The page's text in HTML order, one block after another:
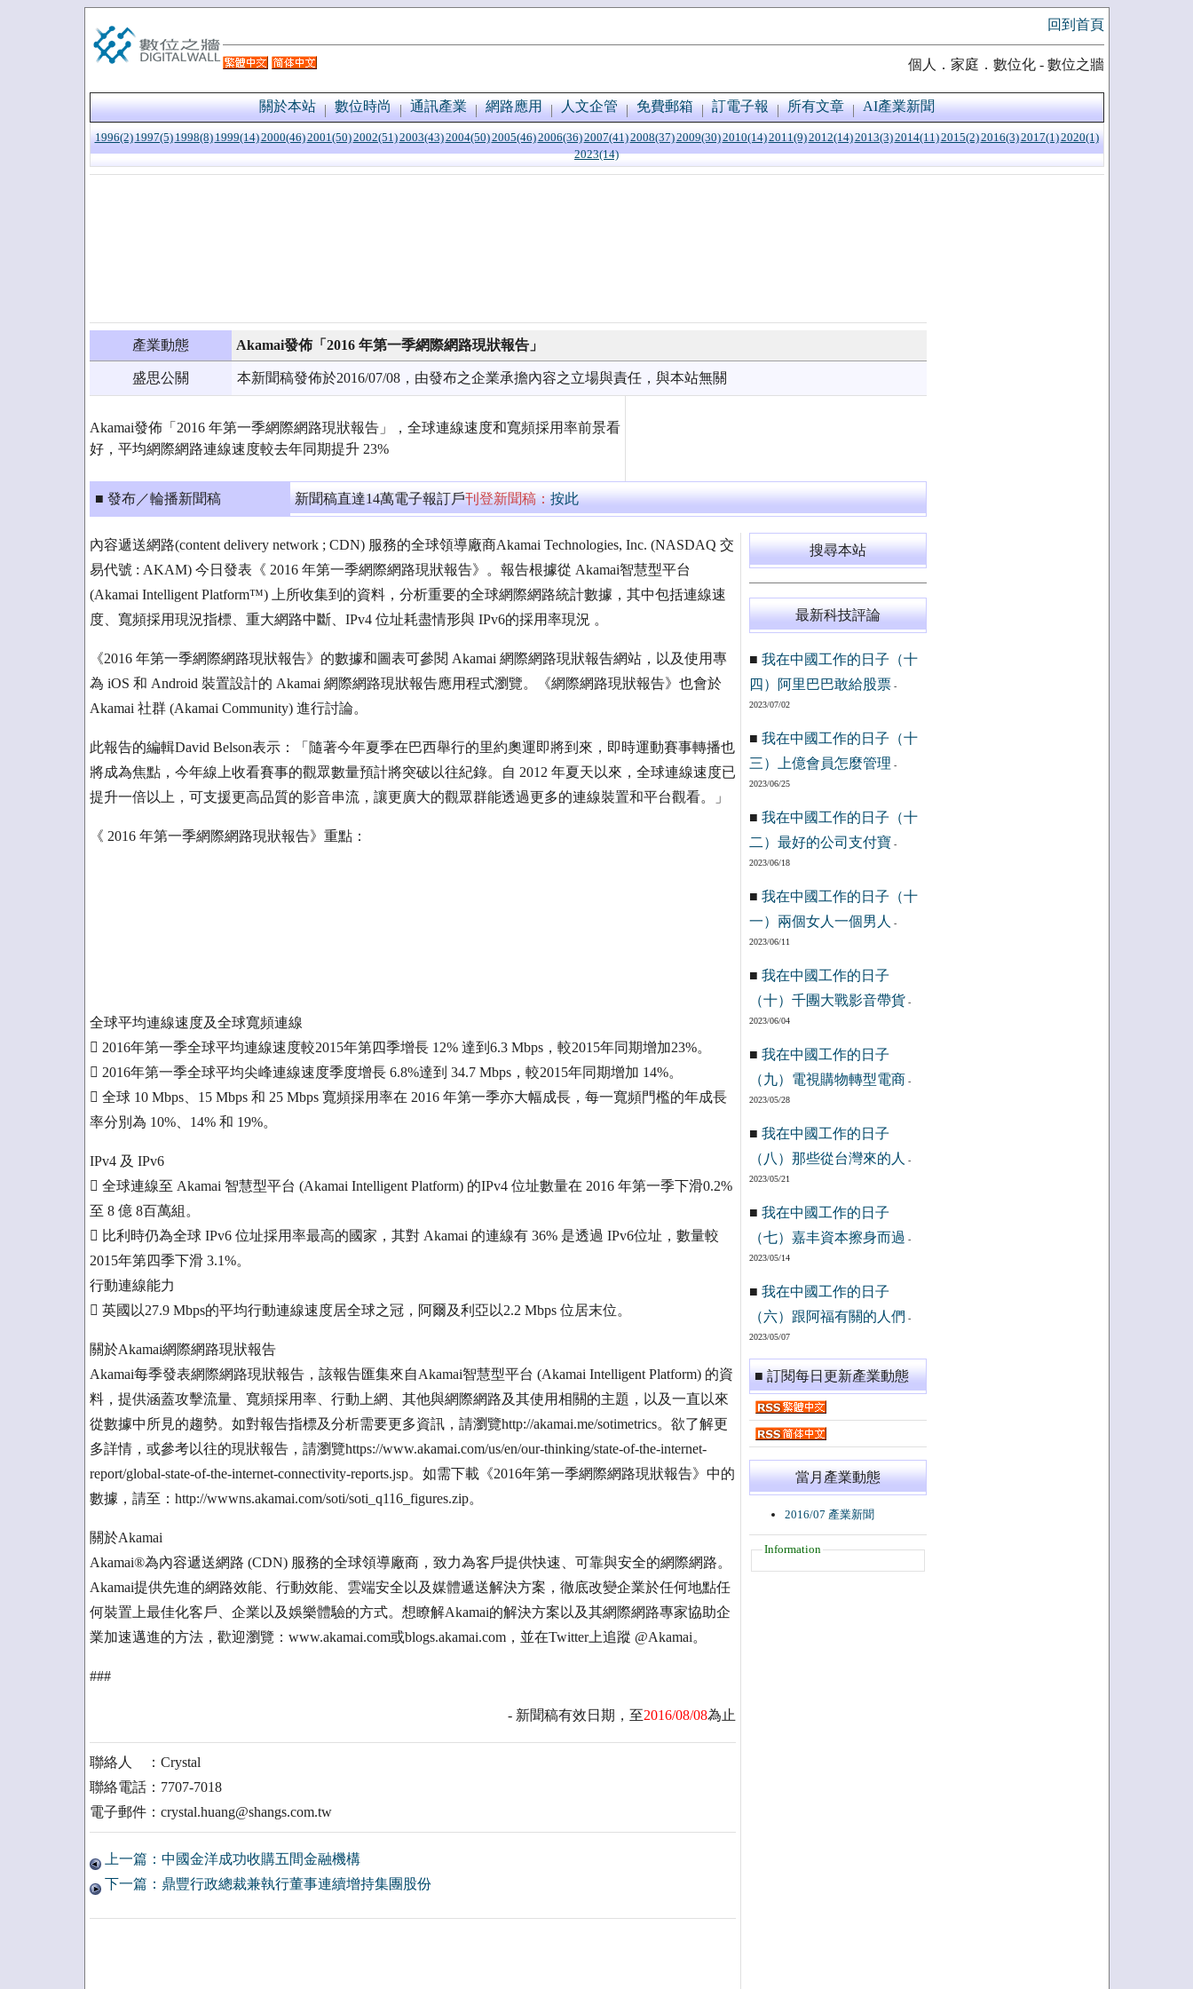
回到首頁
個人．家庭．數位化 - 數位之牆
關於本站 數位時尚 通訊產業 網路應用 人文企管 免費郵箱 訂電子報 所有文章 AI產業新聞
1996(2) 1997(5) 1998(8) 1999(14)2000(46)2001(50)2002(51)2003(43)2004(50)2005(46)2006(36)2007(41)2008(37)2009(30)2010(14)2011(9)2012(14)2013(3)2014(11)2015(2)2016(3)2017(1)2020(1)
2023(14)
產業動態 Akamai發佈「2016 年第一季網際網路現狀報告」
盛思公關 本新聞稿發佈於2016/07/08，由發布之企業承擔內容之立場與責任，與本站無關
Akamai發佈「2016 年第一季網際網路現狀報告」，全球連線速度和寬頻採用率前景看
好，平均網際網路連線速度較去年同期提升 23%
■ 發布／輪播新聞稿 新聞稿直達14萬電子報訂戶刊登新聞稿：按此
內容遞送網路(content delivery network ; CDN) 服務的全球領導廠商Akamai Technologies, Inc. (NASDAQ 交
易代號 : AKAM) 今日發表《 2016 年第一季網際網路現狀報告》。報告根據從 Akamai智慧型平台
(Akamai Intelligent Platform™) 上所收集到的資料，分析重要的全球網際網路統計數據，其中包括連線速
度、寬頻採用現況指標、重大網路中斷、IPv4 位址耗盡情形與 IPv6的採用率現況 。
《2016 年第一季網際網路現狀報告》的數據和圖表可參閱 Akamai 網際網路現狀報告網站，以及使用專
為 iOS 和 Android 裝置設計的 Akamai 網際網路現狀報告應用程式瀏覽。《網際網路現狀報告》也會於
Akamai 社群 (Akamai Community) 進行討論。
此報告的編輯David Belson表示：「隨著今年夏季在巴西舉行的里約奧運即將到來，即時運動賽事轉播也
將成為焦點，今年線上收看賽事的觀眾數量預計將突破以往紀錄。自 2012 年夏天以來，全球連線速度已
提升一倍以上，可支援更高品質的影音串流，讓更廣大的觀眾群能透過更多的連線裝置和平台觀看。」
《 2016 年第一季網際網路現狀報告》重點：
全球平均連線速度及全球寬頻連線
 2016年第一季全球平均連線速度較2015年第四季增長 12% 達到6.3 Mbps，較2015年同期增加23%。
 2016年第一季全球平均尖峰連線速度季度增長 6.8%達到 34.7 Mbps，較2015年同期增加 14%。
 全球 10 Mbps、15 Mbps 和 25 Mbps 寬頻採用率在 2016 年第一季亦大幅成長，每一寬頻門檻的年成長
率分別為 10%、14% 和 19%。
IPv4 及 IPv6
 全球連線至 Akamai 智慧型平台 (Akamai Intelligent Platform) 的IPv4 位址數量在 2016 年第一季下滑0.2%
至 8 億 8百萬組。
 比利時仍為全球 IPv6 位址採用率最高的國家，其對 Akamai 的連線有 36% 是透過 IPv6位址，數量較
2015年第四季下滑 3.1%。
行動連線能力
 英國以27.9 Mbps的平均行動連線速度居全球之冠，阿爾及利亞以2.2 Mbps 位居末位。
關於Akamai網際網路現狀報告
Akamai每季發表網際網路現狀報告，該報告匯集來自Akamai智慧型平台 (Akamai Intelligent Platform) 的資
料，提供涵蓋攻擊流量、寬頻採用率、行動上網、其他與網際網路及其使用相關的主題，以及一直以來
從數據中所見的趨勢。如對報告指標及分析需要更多資訊，請瀏覽http://akamai.me/sotimetrics。欲了解更
多詳情，或參考以往的現狀報告，請瀏覽https://www.akamai.com/us/en/our-thinking/state-of-the-internet-
report/global-state-of-the-internet-connectivity-reports.jsp。如需下載《2016年第一季網際網路現狀報告》中的
數據，請至：http://wwwns.akamai.com/soti/soti_q116_figures.zip。
關於Akamai
Akamai®為內容遞送網路 (CDN) 服務的全球領導廠商，致力為客戶提供快速、可靠與安全的網際網路。
Akamai提供先進的網路效能、行動效能、雲端安全以及媒體遞送解決方案，徹底改變企業於任何地點任
何裝置上最佳化客戶、企業以及娛樂體驗的方式。想瞭解Akamai的解決方案以及其網際網路專家協助企
業加速邁進的方法，歡迎瀏覽：www.akamai.com或blogs.akamai.com，並在Twitter上追蹤 @Akamai。
###
- 新聞稿有效日期，至2016/08/08為止
聯絡人 ：Crystal
聯絡電話：7707-7018
電子郵件：crystal.huang@shangs.com.tw
上一篇：中國金洋成功收購五間金融機構
下一篇：鼎豐行政總裁兼執行董事連續增持集團股份
搜尋本站
最新科技評論
■ 我在中國工作的日子（十
四）阿里巴巴敢給股票-
2023/07/02
■ 我在中國工作的日子（十
三）上億會員怎麼管理 -
2023/06/25
■ 我在中國工作的日子（十
二）最好的公司支付寶 -
2023/06/18
■ 我在中國工作的日子（十
一）兩個女人一個男人
-
2023/06/11
■ 我在中國工作的日子
（十）千團大戰影音帶貨 -
2023/06/04
■ 我在中國工作的日子
（九）電視購物轉型電商 -
2023/05/28
■ 我在中國工作的日子
（八）那些從台灣來的人
-
2023/05/21
■ 我在中國工作的日子
（七）嘉丰資本擦身而過 -
2023/05/14
■ 我在中國工作的日子
（六）跟阿福有關的人們 -
2023/05/07
■ 訂閱每日更新產業動態
當月產業動態
2016/07 產業新聞
Information